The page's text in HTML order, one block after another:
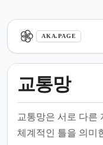
AKA.PAGE
교통망
교통망은 서로 다른
체계적인 틀을 의미